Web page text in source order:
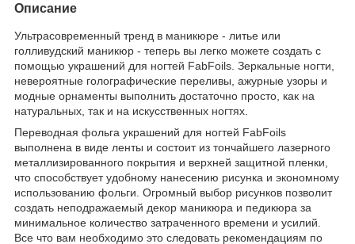
Описание
Ультрасовременный тренд в маникюре - литье или
голливудский маникюр - теперь вы легко можете создать с
помощью украшений для ногтей FabFoils. Зеркальные ногти,
невероятные голографические переливы, ажурные узоры и
модные орнаменты выполнить достаточно просто, как на
натуральных, так и на искусственных ногтях.
Переводная фольга украшений для ногтей FabFoils
выполнена в виде ленты и состоит из тончайшего лазерного
металлизированного покрытия и верхней защитной пленки,
что способствует удобному нанесению рисунка и экономному
использованию фольги. Огромный выбор рисунков позволит
создать неподражаемый декор маникюра и педикюра за
минимальное количество затраченного времени и усилий.
Все что вам необходимо это следовать рекомендациям по